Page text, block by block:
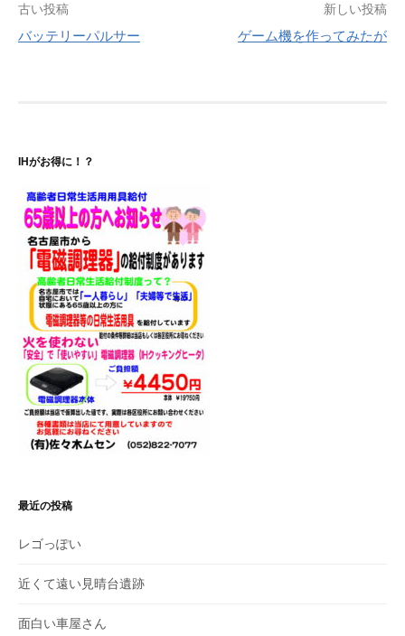
投
稿
シ
ョ
ン
古い投稿
バッテリーパルサー
新しい投稿
ゲーム機を作ってみたが
IHがお得に！？
最近の投稿
レゴっぽい
近くて遠い見晴台遺跡
面白い車屋さん